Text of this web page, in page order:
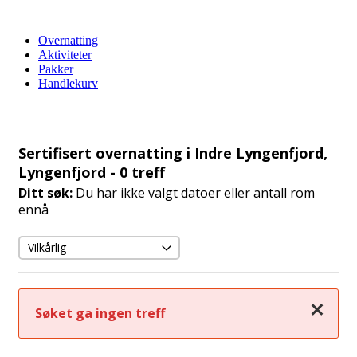
Overnatting
Aktiviteter
Pakker
Handlekurv
Sertifisert overnatting i Indre Lyngenfjord,
Lyngenfjord - 0 treff
Ditt søk: Du har ikke valgt datoer eller antall rom
ennå
Lukk
Søket ga ingen treff